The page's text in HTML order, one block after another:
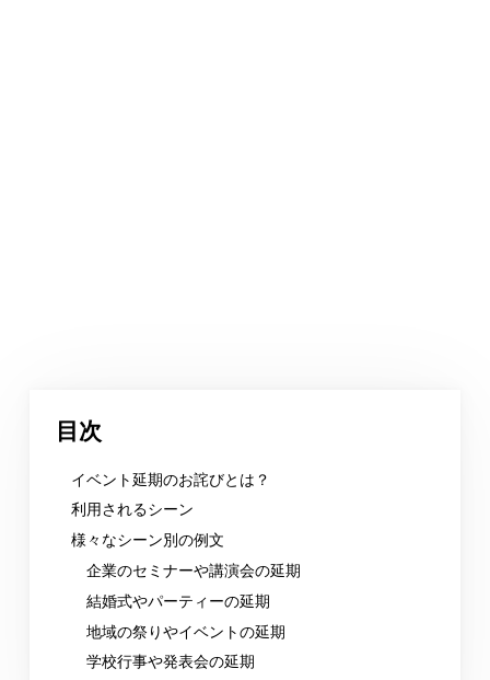
目次
イベント延期のお詫びとは？
利用されるシーン
様々なシーン別の例文
企業のセミナーや講演会の延期
結婚式やパーティーの延期
地域の祭りやイベントの延期
学校行事や発表会の延期